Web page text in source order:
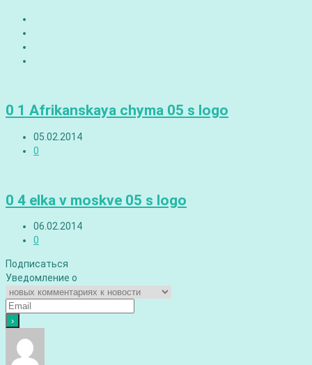
0 1 Afrikanskaya chyma 05 s logo
05.02.2014
0
0 4 elka v moskve 05 s logo
06.02.2014
0
Подписаться
Уведомление о